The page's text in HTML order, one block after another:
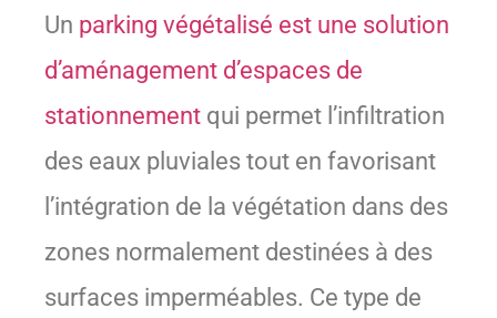
Un parking végétalisé est une solution
d’aménagement d’espaces de
stationnement qui permet l’infiltration
des eaux pluviales tout en favorisant
l’intégration de la végétation dans des
zones normalement destinées à des
surfaces imperméables. Ce type de